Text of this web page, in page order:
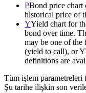
PBond price chart
historical price of
YYield chart for
bond over time.
may be one of
(yield to call), or
definitions are
Tüm işlem parametreleri
Şu tarihe ilişkin son